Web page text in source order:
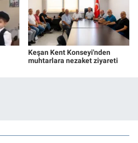
Keşan Kent Konseyi'nden
muhtarlara nezaket ziyareti